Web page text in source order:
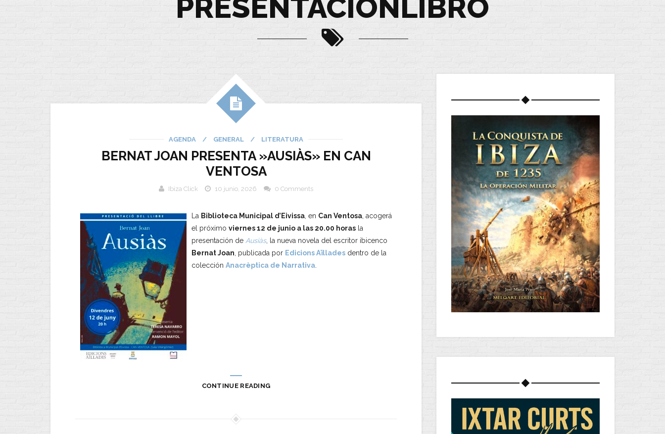
PRESENTACIONLIBRO
AGENDA / GENERAL / LITERATURA
BERNAT JOAN PRESENTA »AUSIÀS» EN CAN
VENTOSA
Ibiza Click 10 junio, 2026 0 Comments
La Biblioteca Municipal d’Eivissa , en Can Ventosa , acogerá
el próximo viernes 12 de junio a las 20.00 horas la
presentación de Ausiàs, la nueva novela del escritor ibicenco
Bernat Joan , publicada por Edicions Aïllades dentro de la
colección Anacrèptica de Narrativa
CONTINUE READING